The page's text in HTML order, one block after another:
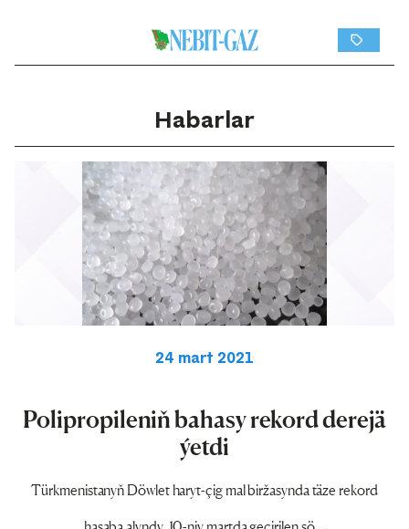
Habarlar
24 mart 2021
Polipropileniň bahasy rekord derejä
ýetdi
Türkmenistanyň Döwlet haryt-çig mal biržasynda täze rekord